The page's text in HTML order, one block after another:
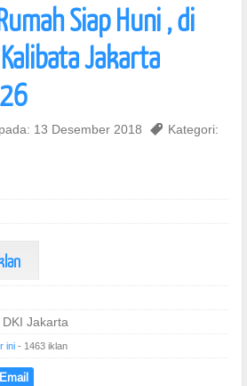
Siap Huni , di
Jakarta
13 Desember 2018 , Kategori:
Jakarta
ini - 1463 iklan